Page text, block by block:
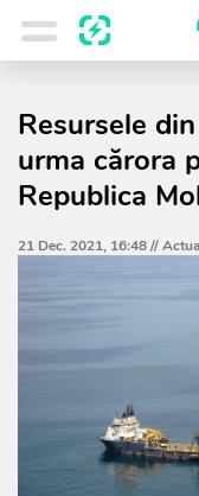
Resursele
urma cărora
Republica
21 Dec. 2021, 16:48 //